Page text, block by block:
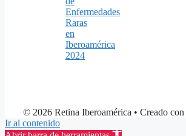
Enfermedades
Raras
en
Iberoamérica
2024
© 2026 Retina Iberoamérica • Creado con
Ir al contenido